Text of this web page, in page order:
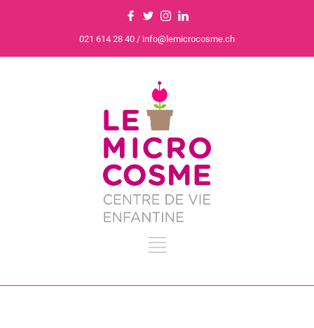
021 614 28 40 / info@lemicrocosme.ch